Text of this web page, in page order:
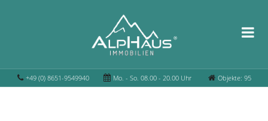
+49 (0) 8651-9549940 Mo. - So. 08.00 - 20.00 Uhr Objekte: 95